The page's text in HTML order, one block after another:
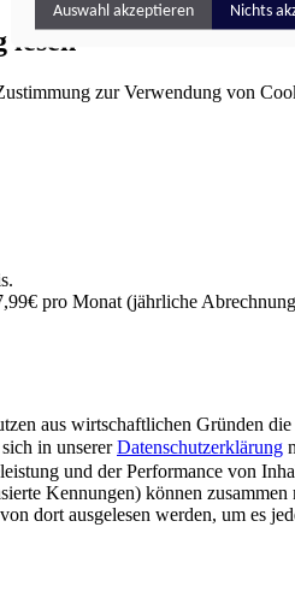
lesen
zur Verwendung von
pro Monat (jährliche
aus wirtschaftlichen Gründen
in unsererDatenschutzerklärung
und der Performance von
Kennungen) können
dort ausgelesen werden, um es
Auswahl akzeptieren Nichts